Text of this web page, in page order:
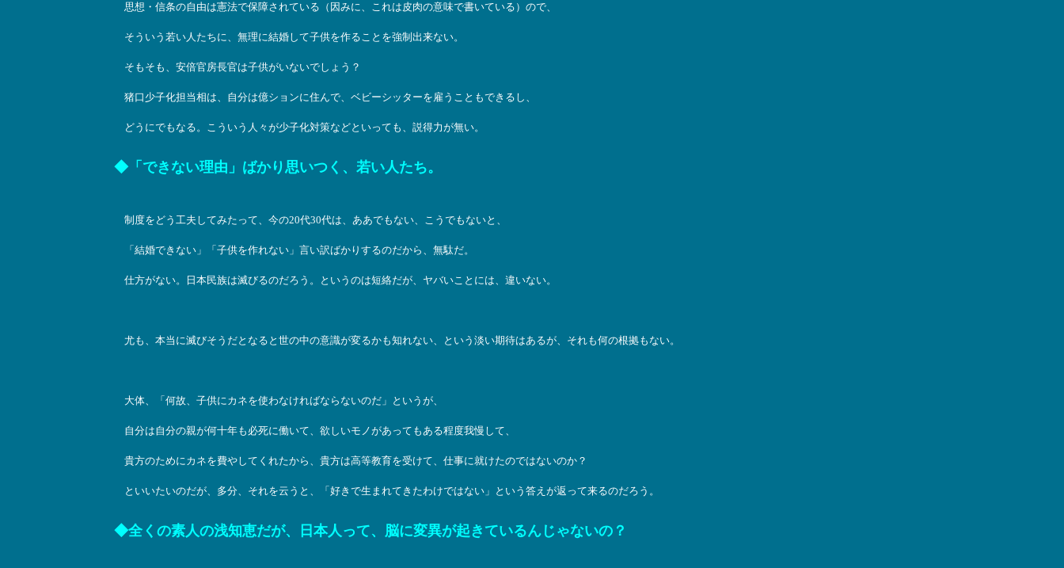
思想・信条の自由は憲法で保障されている（因みに、これは皮肉の意味で書いている）ので、
そういう若い人たちに、無理に結婚して子供を作ることを強制出来ない。
そもそも、安倍官房長官は子供がいないでしょう？
猪口少子化担当相は、自分は億ションに住んで、ベビーシッターを雇うこともできるし、
どうにでもなる。こういう人々が少子化対策などといっても、説得力が無い。
◆「できない理由」ばかり思いつく、若い人たち。
制度をどう工夫してみたって、今の20代30代は、ああでもない、こうでもないと、
「結婚できない」「子供を作れない」言い訳ばかりするのだから、無駄だ。
仕方がない。日本民族は滅びるのだろう。というのは短絡だが、ヤバいことには、違いない。
尤も、本当に滅びそうだとなると世の中の意識が変るかも知れない、という淡い期待はあるが、それも何の根拠もない。
大体、「何故、子供にカネを使わなければならないのだ」というが、
自分は自分の親が何十年も必死に働いて、欲しいモノがあってもある程度我慢して、
貴方のためにカネを費やしてくれたから、貴方は高等教育を受けて、仕事に就けたのではないのか？
といいたいのだが、多分、それを云うと、「好きで生まれてきたわけではない」という答えが返って来るのだろう。
◆全くの素人の浅知恵だが、日本人って、脳に変異が起きているんじゃないの？